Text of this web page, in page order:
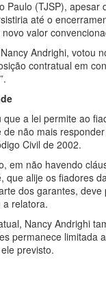
Paulo (TJSP),
até o
valor
Andrighi, votou
contratual em
a lei permite ao
não mais
Civil de 2002.
em não havendo
que alije os fiadores
dos garantes,
a relatora.
Nancy Andrighi
permanece limitada
previsto.